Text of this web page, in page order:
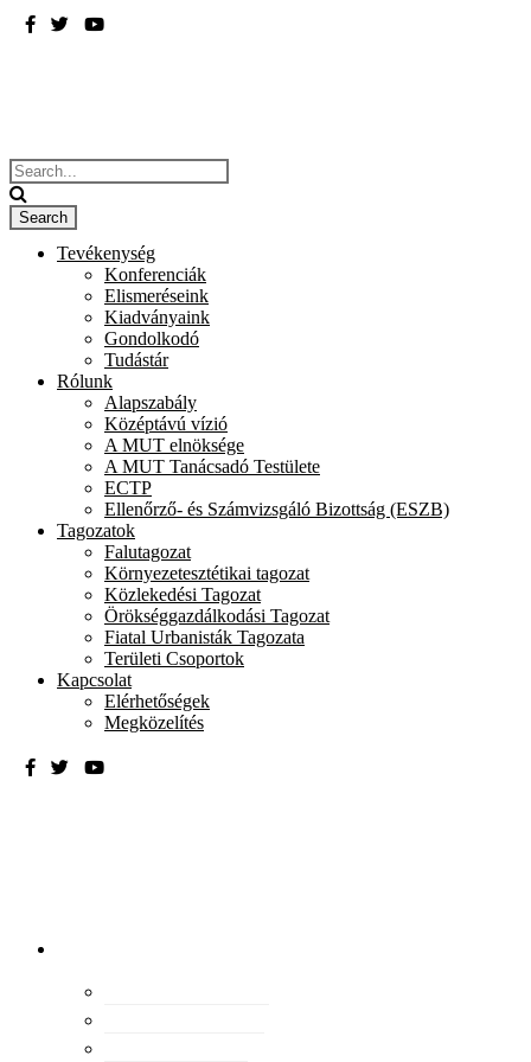
Tevékenység
Konferenciák
Elismeréseink
Kiadványaink
Gondolkodó
Tudástár
Rólunk
Alapszabály
Középtávú vízió
A MUT elnöksége
A MUT Tanácsadó Testülete
ECTP
Ellenőrző- és Számvizsgáló Bizottság (ESZB)
Tagozatok
Falutagozat
Környezetesztétikai tagozat
Közlekedési Tagozat
Örökséggazdálkodási Tagozat
Fiatal Urbanisták Tagozata
Területi Csoportok
Kapcsolat
Elérhetőségek
Megközelítés